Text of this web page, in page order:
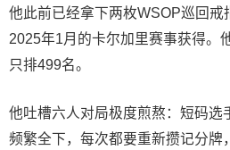
他此前已经拿下两枚WSOP巡回戒
2025年1月的卡尔加里赛事获得。
只排499名。
他吐槽六人对局极度煎熬：短码选
频繁全下，每次都要重新攒记分牌